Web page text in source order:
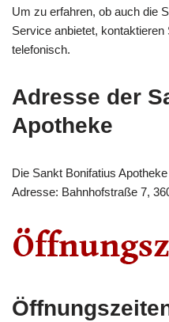
Um zu erfahren, ob auch die
Service anbietet,
telefonisch.
Adresse der
Apotheke
Die Sankt Bonifatius
Adresse: Bahnhofstraße 7,